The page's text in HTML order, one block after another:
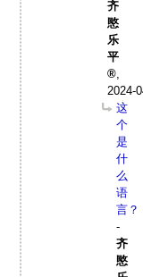
齐
愍
乐
平
,
2024-
这
个
是
什
么
语
言？
-
齐
愍